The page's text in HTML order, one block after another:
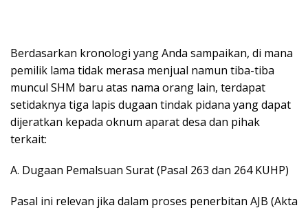
Berdasarkan kronologi yang Anda sampaikan, di mana
pemilik lama tidak merasa menjual namun tiba-tiba
muncul SHM baru atas nama orang lain, terdapat
setidaknya tiga lapis dugaan tindak pidana yang dapat
dijeratkan kepada oknum aparat desa dan pihak
terkait:
A. Dugaan Pemalsuan Surat (Pasal 263 dan 264 KUHP)
Pasal ini relevan jika dalam proses penerbitan AJB (Akta